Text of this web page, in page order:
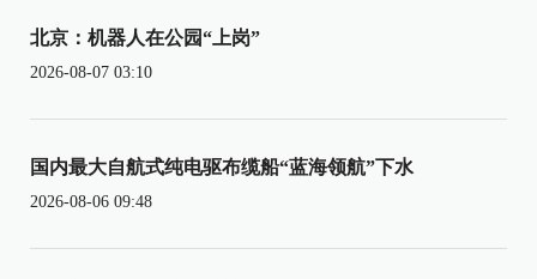
北京：机器人在公园“上岗”
2026-08-07 03:10
国内最大自航式纯电驱布缆船“蓝海领航”下水
2026-08-06 09:48